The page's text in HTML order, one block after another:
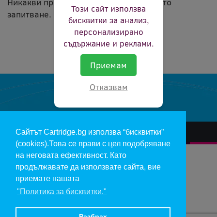
Сайтът Cartridge.bg използва “бисквитки”
(cookies).Това се прави с цел подобряване
на неговата ефективност. Като
продължавате да използвате сайта, вие
приемате нашата
"Политика за бисквитки."
запитване.
Този сайт използва
бисквитки за анализ,
персонализирано
съдържание и реклами.
Приемам
Отказвам
За нас Гаранции и рекламации Контакт Доставка
Отказ и връщане на продукти Общи условия за ползване
Изкупуване на празни касети
Цените в евро са изчислени по фиксирания курс 1 € = 1.95583 лв.